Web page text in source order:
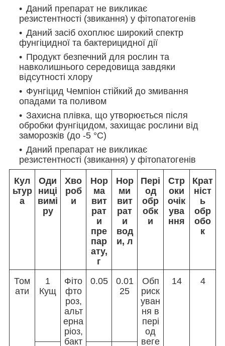
Даний препарат не викликає
резистентності (звикання) у фітопатогенів
Даний засіб охоплює широкий спектр
фунгіцидної та бактерицидної дії
Продукт безпечний для рослин та
навколишнього середовища завдяки
відсутності хлору
Фунгіцид Чемпіон стійкий до змивання
опадами та поливом
Захисна плівка, що утворюється після
обробки фунгіцидом, захищає рослини від
заморозків (до -5 °С)
Даний препарат не викликає
резистентності (звикання) у фітопатогенів
Кул
ьтур
а
Оди
ниці
вимі
ру
Хво
роб
и
Нор
ма
вит
рат
и
пре
пар
ату,
г
Нор
ми
вит
рат
и
вод
и, л
Пері
од
обр
обк
и
Стр
оки
очік
ува
ння
Крат
ніст
ь
обр
обо
к
Том
ати
1
Кущ
Фіто
фто
роз,
альт
ерна
ріоз,
бакт
0.05
0.01
25
Обп
риск
уван
ня в
пері
од
веге
14 4